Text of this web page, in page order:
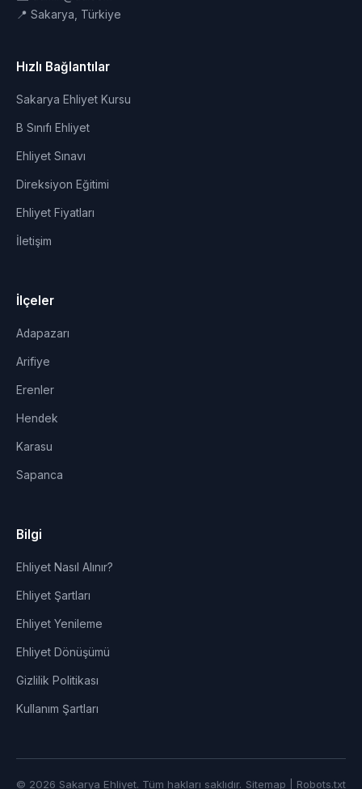
📍 Sakarya, Türkiye
Hızlı Bağlantılar
Sakarya Ehliyet Kursu
B Sınıfı Ehliyet
Ehliyet Sınavı
Direksiyon Eğitimi
Ehliyet Fiyatları
İletişim
İlçeler
Adapazarı
Arifiye
Erenler
Hendek
Karasu
Sapanca
Bilgi
Ehliyet Nasıl Alınır?
Ehliyet Şartları
Ehliyet Yenileme
Ehliyet Dönüşümü
Gizlilik Politikası
Kullanım Şartları
© 2026 Sakarya Ehliyet. Tüm hakları saklıdır. Sitemap Robots.txt